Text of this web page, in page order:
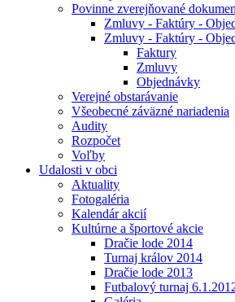
Povinne zverejňované
Zmluvy - Faktúry -
Zmluvy - Faktúry -
Faktury
Zmluvy
Objednávky
Verejné obstarávanie
Všeobecné záväzné nariadenia
Audity
Rozpočet
Voľby
Udalosti v obci
Aktuality
Fotogaléria
Kalendár akcií
Kultúrne a športové akcie
Dračie lode 2014
Turnaj králov 2014
Dračie lode 2013
Futbalový turnaj